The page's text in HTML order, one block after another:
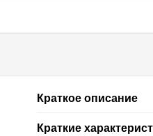
Краткое описание
Краткие